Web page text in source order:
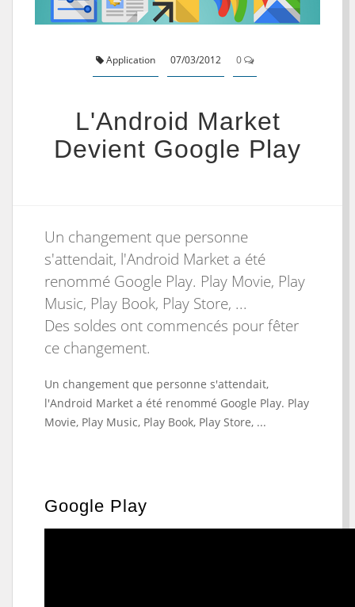
Application 07/03/2012 0
L'Android Market
Devient Google Play
Un changement que personne
s'attendait, l'Android Market a été
renommé Google Play. Play Movie, Play
Music, Play Book, Play Store, ...
Des soldes ont commencés pour fêter
ce changement.
Un changement que personne s'attendait,
l'Android Market a été renommé Google Play. Play
Movie, Play Music, Play Book, Play Store, ...
Google Play